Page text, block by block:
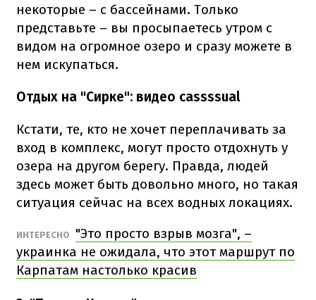
некоторые – с бассейнами. Только
представьте – вы просыпаетесь утром с
видом на огромное озеро и сразу можете в
нем искупаться.
Отдых на "Сирке": видео cassssual
Кстати, те, кто не хочет переплачивать за
вход в комплекс, могут просто отдохнуть у
озера на другом берегу. Правда, людей
здесь может быть довольно много, но такая
ситуация сейчас на всех водных локациях.
ИНТЕРЕСНО
"Это просто взрыв мозга", –
украинка не ожидала, что этот маршрут по
Карпатам настолько красив